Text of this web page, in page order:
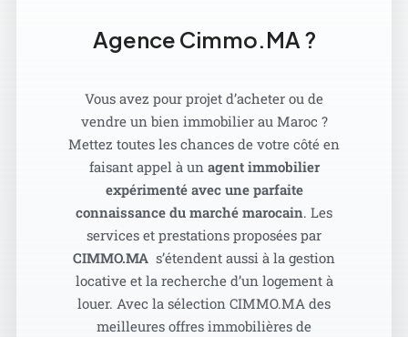
Agence Cimmo.MA ?
Vous avez pour projet d’acheter ou de
vendre un bien immobilier au Maroc ?
Mettez toutes les chances de votre côté en
faisant appel à un agent immobilier
expérimenté avec une parfaite
connaissance du marché marocain. Les
services et prestations proposées par
CIMMO.MA s’étendent aussi à la gestion
locative et la recherche d’un logement à
louer. Avec la sélection CIMMO.MA des
meilleures offres immobilières de